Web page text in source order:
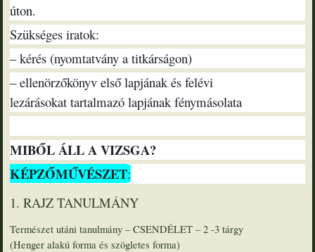
úton.
Szükséges iratok:
– kérés (nyomtatvány a titkárságon)
– ellenörzőkönyv első lapjának és felévi
lezárásokat tartalmazó lapjának fénymásolata
MIBŐL ÁLL A VIZSGA?
KÉPZŐMŰVÉSZET:
1. RAJZ TANULMÁNY
Természet utáni tanulmány – CSENDÉLET – 2 -3 tárgy
(Henger alakú forma és szögletes forma)